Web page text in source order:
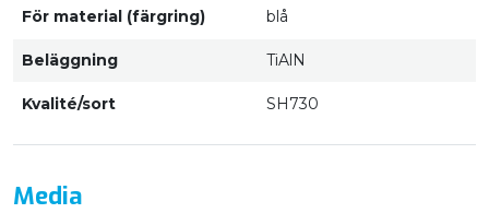
För material (färgring) blå
Beläggning TiAlN
Kvalité/sort SH730
Media